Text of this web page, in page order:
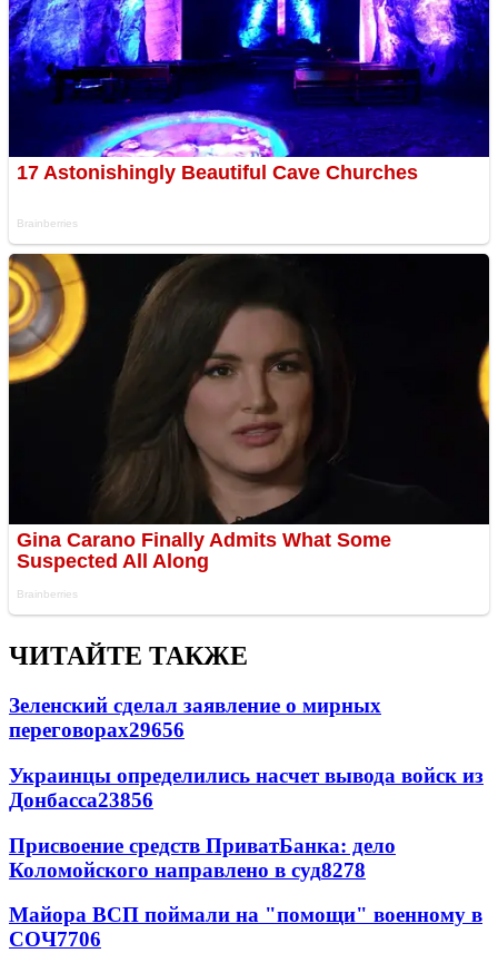
ЧИТАЙТЕ ТАКЖЕ
Зеленский сделал заявление о мирных
переговорах29656
Украинцы определились насчет вывода войск из
Донбасса23856
Присвоение средств ПриватБанка: дело
Коломойского направлено в суд8278
Майора ВСП поймали на "помощи" военному в
СОЧ7706